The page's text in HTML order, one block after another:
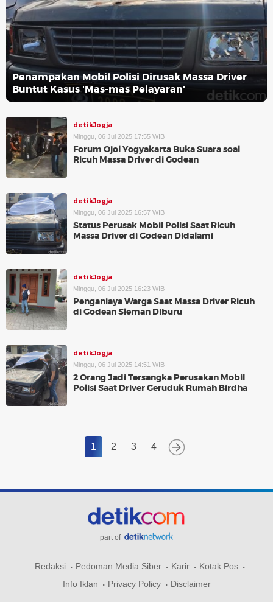
Penampakan Mobil Polisi Dirusak Massa Driver
Buntut Kasus 'Mas-mas Pelayaran'
detikJogja
Minggu, 06 Jul 2025 17:55 WIB
Forum Ojol Yogyakarta Buka Suara soal
Ricuh Massa Driver di Godean
detikJogja
Minggu, 06 Jul 2025 16:57 WIB
Status Perusak Mobil Polisi Saat Ricuh
Massa Driver di Godean Didalami
detikJogja
Minggu, 06 Jul 2025 16:23 WIB
Penganiaya Warga Saat Massa Driver Ricuh
di Godean Sleman Diburu
detikJogja
Minggu, 06 Jul 2025 14:51 WIB
2 Orang Jadi Tersangka Perusakan Mobil
Polisi Saat Driver Geruduk Rumah Birdha
1 2 3 4
part of
Redaksi Pedoman Media Siber Karir
Kotak Pos
Info Iklan
Privacy Policy Disclaimer